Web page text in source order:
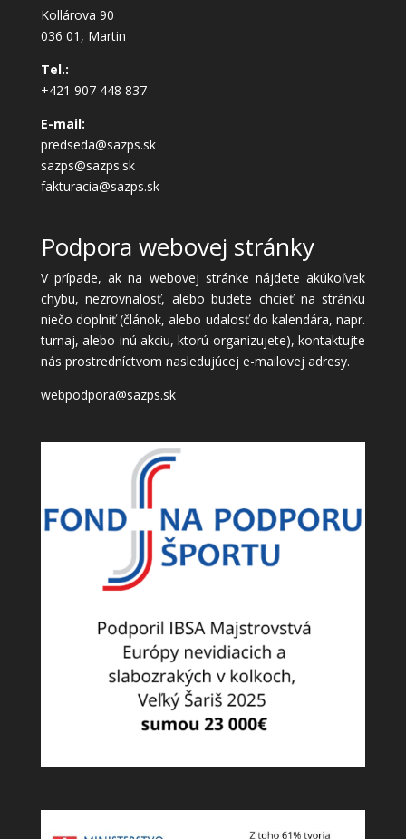
Kollárova 90
036 01, Martin
Tel.:
+421 907 448 837
E-mail:
predseda@sazps.sk
sazps@sazps.sk
fakturacia@sazps.sk
Podpora webovej stránky
V prípade, ak na webovej stránke nájdete akúkoľvek
chybu, nezrovnalosť, alebo budete chcieť na stránku
niečo doplniť (článok, alebo udalosť do kalendára, napr.
turnaj, alebo inú akciu, ktorú organizujete), kontaktujte
nás prostredníctvom nasledujúcej e-mailovej adresy.
webpodpora@sazps.sk